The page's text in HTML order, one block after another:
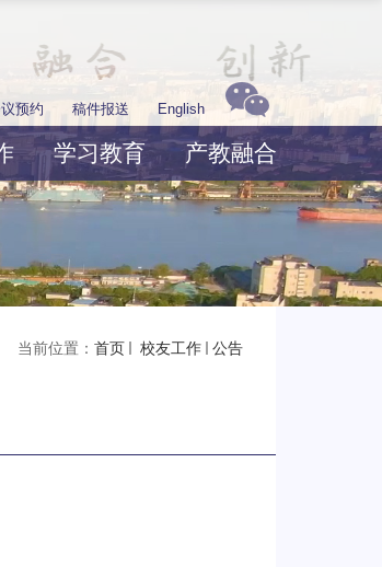
预约 稿件报送 English
学习教育 产教融合
当前位置： 首页 校友工作 公告